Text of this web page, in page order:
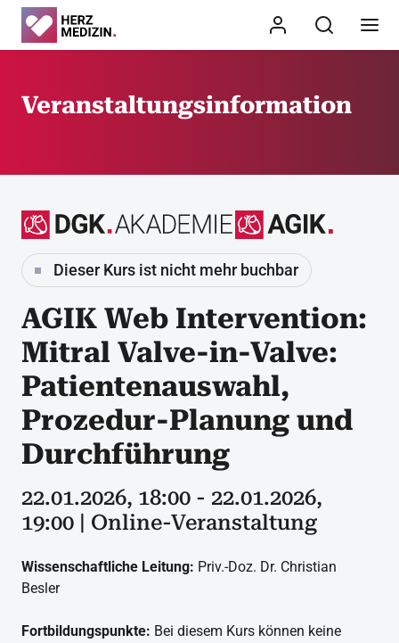
Veranstaltungsinformation
Dieser Kurs ist nicht mehr buchbar
AGIK Web Intervention:
Mitral Valve-in-Valve:
Patientenauswahl,
Prozedur-Planung und
Durchführung
22.01.2026, 18:00 - 22.01.2026,
19:00 | Online-Veranstaltung
Wissenschaftliche Leitung: Priv.-Doz. Dr. Christian
Besler
Fortbildungspunkte: Bei diesem Kurs können keine